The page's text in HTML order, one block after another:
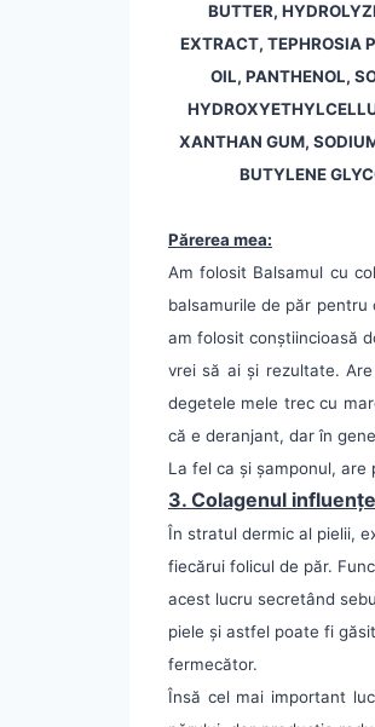
BUTTER,
EXTRACT, TEPHROSIA
OIL, PANTHENOL,
XANTHAN GUM,
BUTYLENE
Părerea mea:
Am folosit Balsamul cu
balsamurile de păr
am folosit conștiincioasă
vrei să ai și rezultate.
degetele mele trec cu
că e deranjant, dar în
La fel ca și șamponul,
3. Colagenul
În stratul dermic al pielii,
fiecărui folicul de păr.
acest lucru secretând
piele și astfel poate fi
fermecător.
Însă cel mai important